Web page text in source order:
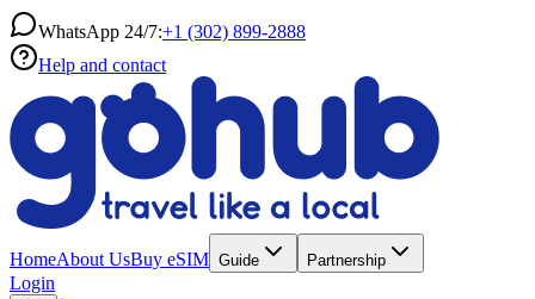
WhatsApp 24/7:+1 (302) 899-2888
Help and contact
HomeAbout UsBuy eSIM Guide Partnership
Login